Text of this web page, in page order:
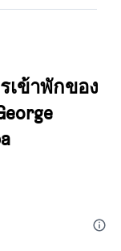
ข้าพักของ